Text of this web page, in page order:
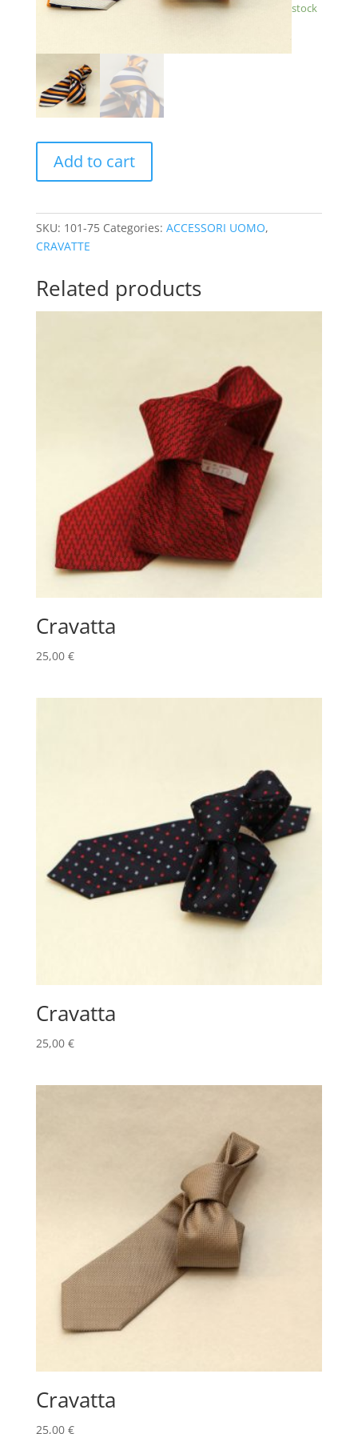
stock
Add to cart
SKU: 101-75 Categories: ACCESSORI UOMO,
CRAVATTE
Related products
Cravatta
25,00 €
Cravatta
25,00 €
Cravatta
25,00 €